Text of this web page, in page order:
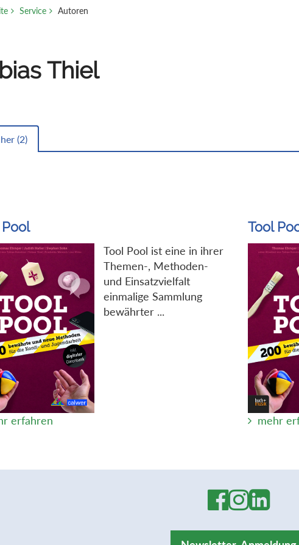
Service Autoren
Thiel
(2)
Tool Pool ist eine in ihrer
Themen-, Methoden-
und Einsatzvielfalt
einmalige Sammlung
bewährter ...
erfahren
Tool
mehr